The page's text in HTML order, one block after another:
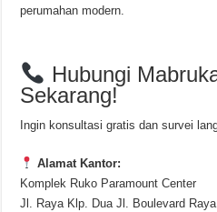
perumahan modern.
Hubungi
Sekarang!
Ingin konsultasi gratis dan survei
Alamat Kantor:
Komplek Ruko Paramount Center
Jl. Raya Klp. Dua Jl. Boulevard